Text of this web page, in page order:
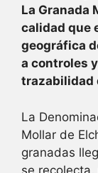
La Granada
calidad que
geográfica
a controles
trazabilidad
La
Mollar de
granadas
se